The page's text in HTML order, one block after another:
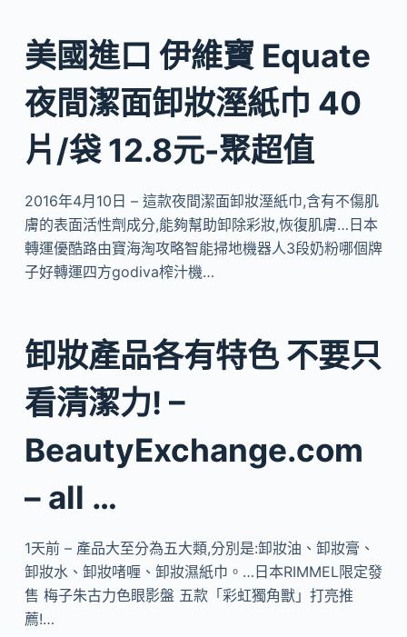
美國進口 伊維寶 Equate
夜間潔面卸妝溼紙巾 40
片/袋 12.8元-聚超值
2016年4月10日 – 這款夜間潔面卸妝溼紙巾,含有不傷肌
膚的表面活性劑成分,能夠幫助卸除彩妝,恢復肌膚…日本
轉運優酷路由寶海淘攻略智能掃地機器人3段奶粉哪個牌
子好轉運四方godiva榨汁機…
卸妝產品各有特色 不要只
看清潔力! –
BeautyExchange.com
– all …
1天前 – 產品大至分為五大類,分別是:卸妝油、卸妝膏、
卸妝水、卸妝啫喱、卸妝濕紙巾。…日本RIMMEL限定發
售 梅子朱古力色眼影盤 五款「彩虹獨角獸」打亮推
薦!…